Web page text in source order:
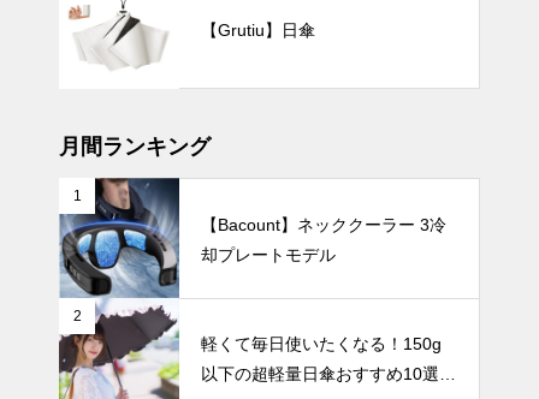
【2025年最
新版】暑さを
一瞬で和らげ
ディファンお
すすめ10選
傘を畳む手間
から解放！閉
じるだけで簡
単に美しく収
納できる「形
状記憶日傘」
おすすめ5選
UV・雨対策
【Grutiu】日傘
月間ランキング
1
【Bacount】ネッククーラー 3冷
却プレートモデル
2
軽くて毎日使いたくなる！150g
以下の超軽量日傘おすすめ10選